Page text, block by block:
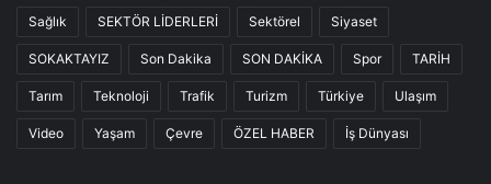
Sağlık SEKTÖR LİDERLERİ Sektörel Siyaset
SOKAKTAYIZ Son Dakika SON DAKİKA Spor TARİH
Tarım Teknoloji Trafik Turizm Türkiye Ulaşım
Video Yaşam Çevre ÖZEL HABER İş Dünyası